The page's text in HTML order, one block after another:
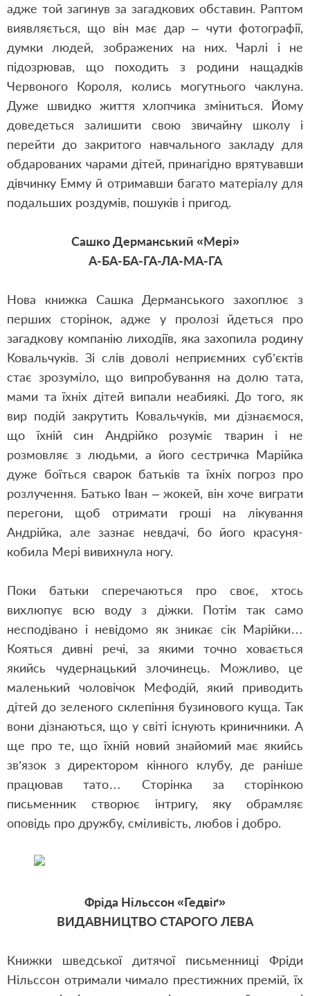
адже той загинув за загадкових обставин. Раптом
виявляється, що він має дар ‒ чути фотографії,
думки людей, зображених на них. Чарлі і не
підозрював, що походить з родини нащадків
Червоного Короля, колись могутнього чаклуна.
Дуже швидко життя хлопчика зміниться. Йому
доведеться залишити свою звичайну школу і
перейти до закритого навчального закладу для
обдарованих чарами дітей, принагідно врятувавши
дівчинку Емму й отримавши багато матеріалу для
подальших роздумів, пошуків і пригод.
Сашко Дерманський «Мері»
А-БА-БА-ГА-ЛА-МА-ГА
Нова книжка Сашка Дерманського захоплює з
перших сторінок, адже у пролозі йдеться про
загадкову компанію лиходіїв, яка захопила родину
Ковальчуків. Зі слів доволі неприємних суб’єктів
стає зрозуміло, що випробування на долю тата,
мами та їхніх дітей випали неабиякі. До того, як
вир подій закрутить Ковальчуків, ми дізнаємося,
що їхній син Андрійко розуміє тварин і не
розмовляє з людьми, а його сестричка Марійка
дуже боїться сварок батьків та їхніх погроз про
розлучення. Батько Іван ‒ жокей, він хоче виграти
перегони, щоб отримати гроші на лікування
Андрійка, але зазнає невдачі, бо його красуня-
кобила Мері вивихнула ногу.
Поки батьки сперечаються про своє, хтось
вихлюпує всю воду з діжки. Потім так само
несподівано і невідомо як зникає сік Марійки…
Кояться дивні речі, за якими точно ховається
якийсь чудернацький злочинець. Можливо, це
маленький чоловічок Мефодій, який приводить
дітей до зеленого склепіння бузинового куща. Так
вони дізнаються, що у світі існують криничники. А
ще про те, що їхній новий знайомий має якийсь
зв’язок з директором кінного клубу, де раніше
працював тато… Сторінка за сторінкою
письменник створює інтригу, яку обрамляє
оповідь про дружбу, сміливість, любов і добро.
Фріда Нільссон «Гедвіґ»
ВИДАВНИЦТВО СТАРОГО ЛЕВА
Книжки шведської дитячої письменниці Фріди
Нільссон отримали чимало престижних премій, їх